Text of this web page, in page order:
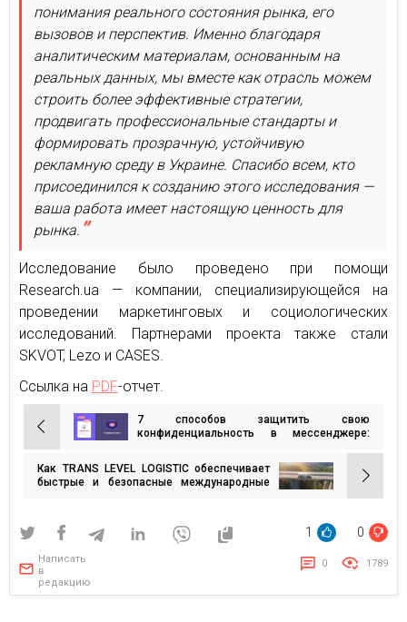
понимания реального состояния рынка, его
вызовов и перспектив. Именно благодаря
аналитическим материалам, основанным на
реальных данных, мы вместе как отрасль можем
строить более эффективные стратегии,
продвигать профессиональные стандарты и
формировать прозрачную, устойчивую
рекламную среду в Украине. Спасибо всем, кто
присоединился к созданию этого исследования —
ваша работа имеет настоящую ценность для
рынка.
Исследование было проведено при помощи
Research.ua — компании, специализирующейся на
проведении маркетинговых и социологических
исследований. Партнерами проекта также стали
SKVOT, Lezo и CASES.
Ссылка на PDF-отчет.
Навигация
по
записям
7 способов защитить свою
конфиденциальность в мессенджере:
Как TRANS LEVEL LOGISTIC обеспечивает
быстрые и безопасные международные
1 0
Написать
в
редакцию
0 1789